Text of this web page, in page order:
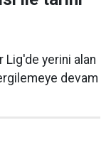
Lig'de yerini alan
devam